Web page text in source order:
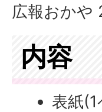
広報おかや
内容
表紙(1